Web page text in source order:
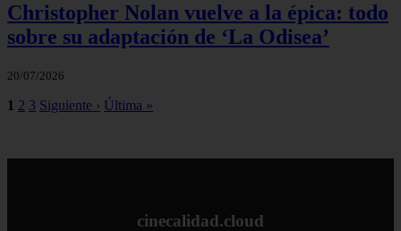
Christopher Nolan vuelve a la épica: todo
sobre su adaptación de ‘La Odisea’
20/07/2026
1 2 3 Siguiente › Última »
cinecalidad.cloud